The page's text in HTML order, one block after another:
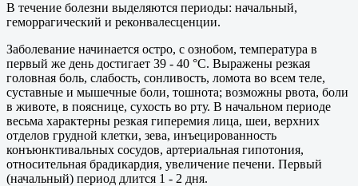
В течение болезни выделяются периоды: начальный,
геморрагический и реконвалесценции.
Заболевание начинается остро, с ознобом, температура в
первый же день достигает 39 - 40 °C. Выражены резкая
головная боль, слабость, сонливость, ломота во всем теле,
суставные и мышечные боли, тошнота; возможны рвота, боли
в животе, в пояснице, сухость во рту. В начальном периоде
весьма характерны резкая гиперемия лица, шеи, верхних
отделов грудной клетки, зева, инъецированность
конъюнктивальных сосудов, артериальная гипотония,
относительная брадикардия, увеличение печени. Первый
(начальный) период длится 1 - 2 дня.